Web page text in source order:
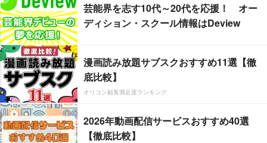
芸能界を志す10代～20代を応援！ オー
ディション・スクール情報はDeview
漫画読み放題サブスクおすすめ11選【徹
底比較】
オリコン顧客満足度ランキング
2026年動画配信サービスおすすめ40選
【徹底比較】